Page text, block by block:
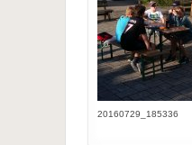
20160729_185336